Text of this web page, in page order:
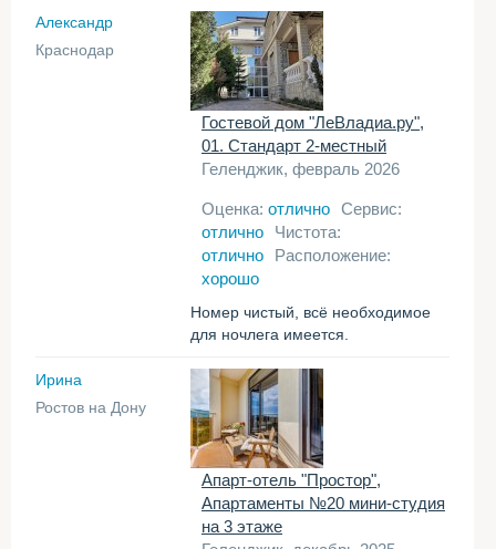
Александр
Краснодар
Гостевой дом "ЛеВладиа.ру",
01. Стандарт 2-местный
Геленджик, февраль 2026
Оценка: отлично Сервис:
отлично
Чистота:
отлично
Расположение:
хорошо
Номер чистый, всё необходимое
для ночлега имеется.
Ирина
Ростов на Дону
Апарт-отель "Простор",
Апартаменты №20 мини-студия
на 3 этаже